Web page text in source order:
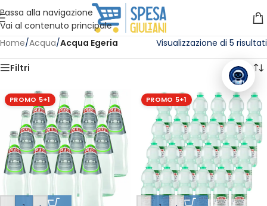
Passa alla navigazione
Vai al contenuto principale
Vuoi assistenza?Clicca qui e ti richiamiamo noi
Home/Acqua/Acqua Egeria Visualizzazione di 5 risultati
Filtri
PROMO 5+1 PROMO 5+1